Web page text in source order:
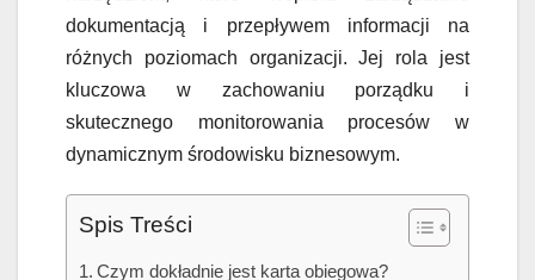
dokumentacją i przepływem informacji na
różnych poziomach organizacji. Jej rola jest
kluczowa w zachowaniu porządku i
skutecznego monitorowania procesów w
dynamicznym środowisku biznesowym.
Spis Treści
Czym dokładnie jest karta obiegowa?